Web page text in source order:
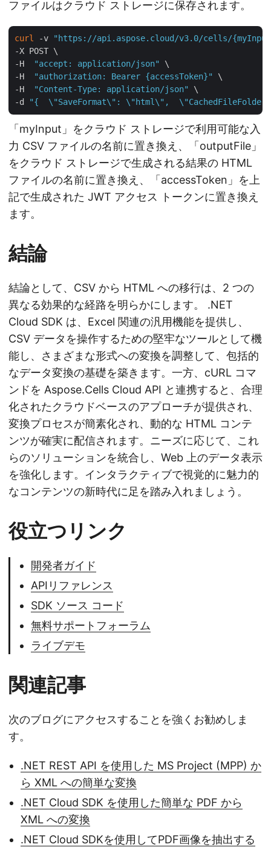
ファイルはクラウド ストレージに保存されます。
curl -v
"https://api.aspose.cloud/v3.0/cells/{myInput}/
-X POST \
-H
"accept: application/json"
\
-H
"authorization: Bearer {accessToken}"
\
-H
"Content-Type: application/json"
\
-d
"{  \"SaveFormat\": \"html\",
「myInput」をクラウド ストレージで利用可能な入
力 CSV ファイルの名前に置き換え、「outputFile」
をクラウド ストレージで生成される結果の HTML
ファイルの名前に置き換え、「accessToken」を上
記で生成された JWT アクセス トークンに置き換え
ます。
結論
結論として、CSV から HTML への移行は、2 つの
異なる効果的な経路を明らかにします。 .NET
Cloud SDK は、Excel 関連の汎用機能を提供し、
CSV データを操作するための堅牢なツールとして機
能し、さまざまな形式への変換を調整して、包括的
なデータ変換の基礎を築きます。一方、cURL コマ
ンドを Aspose.Cells Cloud API と連携すると、合理
化されたクラウドベースのアプローチが提供され、
変換プロセスが簡素化され、動的な HTML コンテ
ンツが確実に配信されます。ニーズに応じて、これ
らのソリューションを統合し、Web 上のデータ表示
を強化します。インタラクティブで視覚的に魅力的
なコンテンツの新時代に足を踏み入れましょう。
役立つリンク
開発者ガイド
APIリファレンス
SDK ソース コード
無料サポートフォーラム
ライブデモ
関連記事
次のブログにアクセスすることを強くお勧めしま
す。
.NET REST API を使用した MS Project (MPP) か
ら XML への簡単な変換
.NET Cloud SDK を使用した簡単な PDF から
XML への変換
.NET Cloud SDKを使用してPDF画像を抽出する